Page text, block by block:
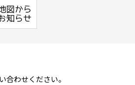
合わせください。